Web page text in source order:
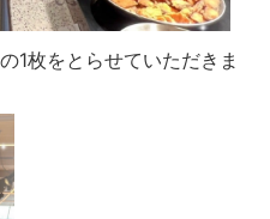
1枚をとらせていただきま